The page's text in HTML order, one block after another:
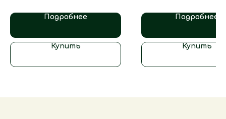
Подробнее
Купить
Подробнее
Купить